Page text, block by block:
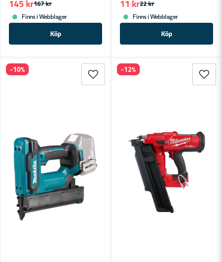
167 kr
145 kr
Finns i Webblager
Köp
22 kr
11 kr
Finns i Webblager
Köp
-10% -12%